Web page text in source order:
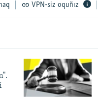
VPN-siz oquñız